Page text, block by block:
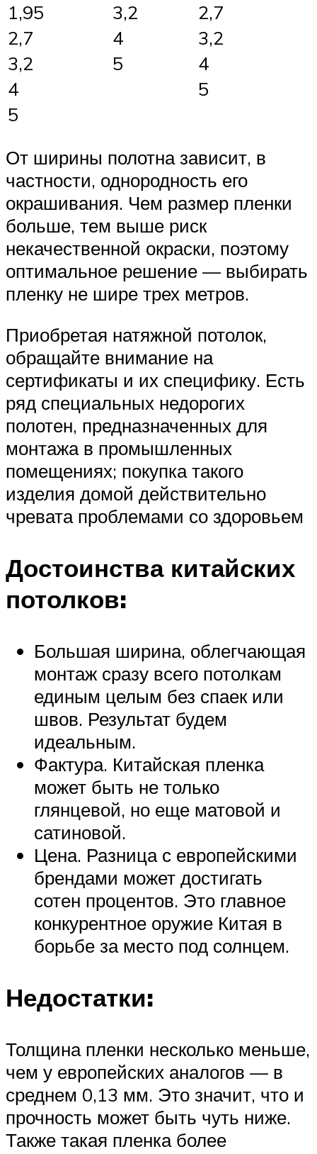
1,95
3,2
2,7
2,7
4
3,2
3,2
5
4
4
5
5
От ширины полотна зависит, в
частности, однородность его
окрашивания. Чем размер пленки
больше, тем выше риск
некачественной окраски, поэтому
оптимальное решение — выбирать
пленку не шире трех метров.
Приобретая натяжной потолок,
обращайте внимание на
сертификаты и их специфику. Есть
ряд специальных недорогих
полотен, предназначенных для
монтажа в промышленных
помещениях; покупка такого
изделия домой действительно
чревата проблемами со здоровьем
Достоинства китайских
потолков:
Большая ширина, облегчающая
монтаж сразу всего потолкам
единым целым без спаек или
швов. Результат будем
идеальным.
Фактура. Китайская пленка
может быть не только
глянцевой, но еще матовой и
сатиновой.
Цена. Разница с европейскими
брендами может достигать
сотен процентов. Это главное
конкурентное оружие Китая в
борьбе за место под солнцем.
Недостатки:
Толщина пленки несколько меньше,
чем у европейских аналогов — в
среднем 0,13 мм. Это значит, что и
прочность может быть чуть ниже.
Также такая пленка более